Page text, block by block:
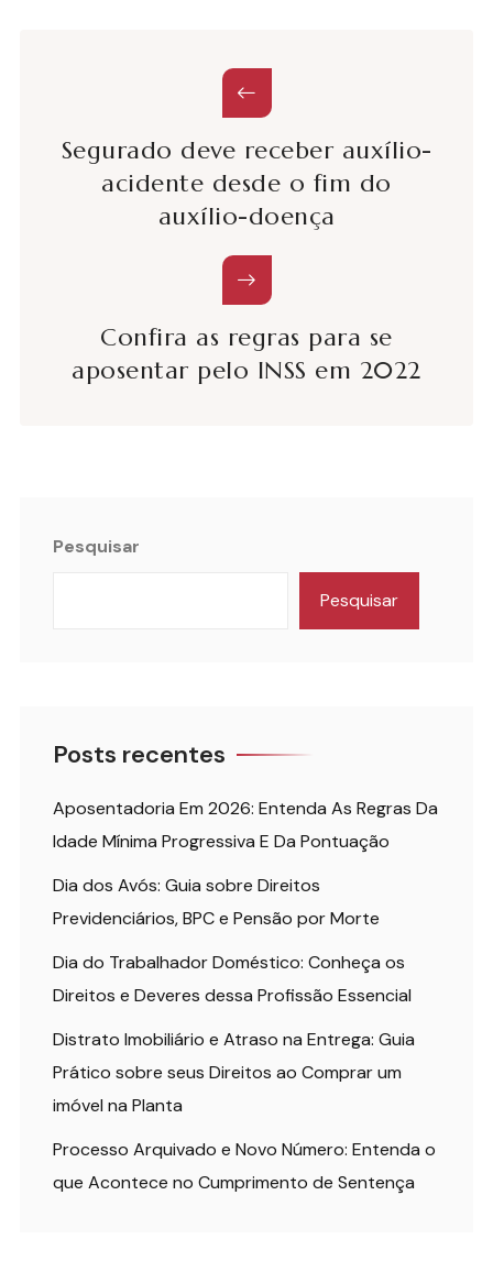
Segurado deve receber auxílio-
acidente desde o fim do
auxílio-doença
Confira as regras para se
aposentar pelo INSS em 2022
Pesquisar
Pesquisar
Posts recentes
Aposentadoria Em 2026: Entenda As Regras Da
Idade Mínima Progressiva E Da Pontuação
Dia dos Avós: Guia sobre Direitos
Previdenciários, BPC e Pensão por Morte
Dia do Trabalhador Doméstico: Conheça os
Direitos e Deveres dessa Profissão Essencial
Distrato Imobiliário e Atraso na Entrega: Guia
Prático sobre seus Direitos ao Comprar um
imóvel na Planta
Processo Arquivado e Novo Número: Entenda o
que Acontece no Cumprimento de Sentença